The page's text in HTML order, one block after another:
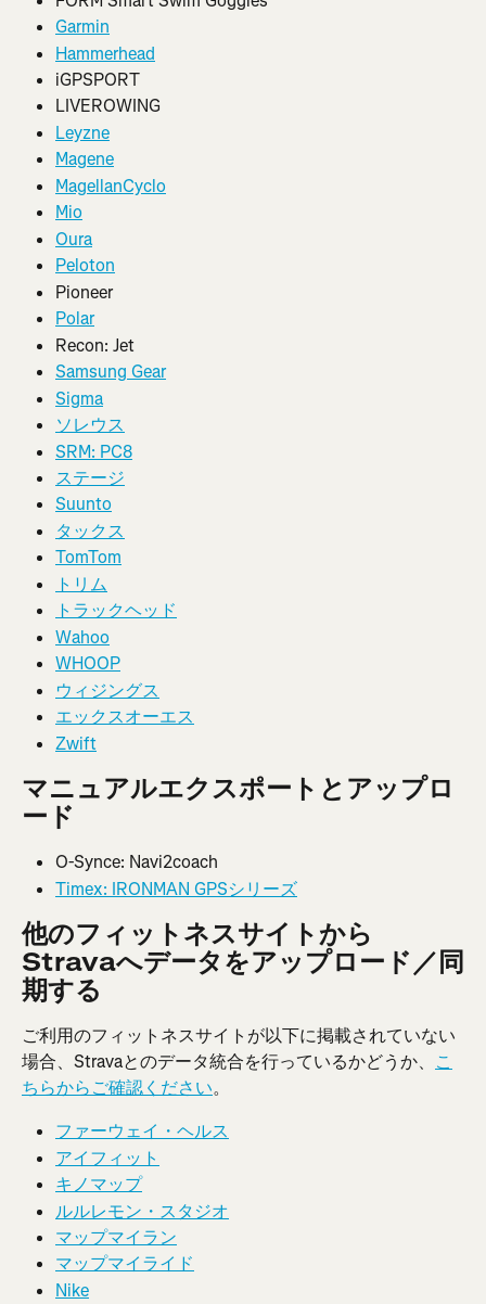
Garmin
Hammerhead
iGPSPORT
LIVEROWING
Leyzne
Magene
MagellanCyclo
Mio
Oura
Peloton
Pioneer
Polar
Recon: Jet
Samsung Gear
Sigma
ソレウス
SRM: PC8
ステージ
Suunto
タックス
TomTom
トリム
トラックヘッド
Wahoo
WHOOP
ウィジングス
エックスオーエス
Zwift
マニュアルエクスポートとアップロ
ード
O-Synce: Navi2coach
Timex: IRONMAN GPSシリーズ
他のフィットネスサイトから
Stravaへデータをアップロード／同
期する
ご利用のフィットネスサイトが以下に掲載されていない
場合、Stravaとのデータ統合を行っているかどうか、 こ
ちらからご確認ください。
ファーウェイ・ヘルス
アイフィット
キノマップ
ルルレモン・スタジオ
マップマイラン
マップマイライド
Nike